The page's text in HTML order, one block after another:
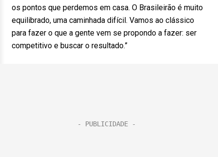
os pontos que perdemos em casa. O Brasileirão é muito
equilibrado, uma caminhada difícil. Vamos ao clássico
para fazer o que a gente vem se propondo a fazer: ser
competitivo e buscar o resultado.”